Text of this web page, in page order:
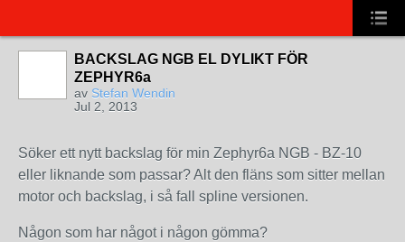
BACKSLAG NGB EL DYLIKT FÖR
ZEPHYR6a
av Stefan Wendin
Jul 2, 2013
Söker ett nytt backslag för min Zephyr6a NGB - BZ-10
eller liknande som passar? Alt den fläns som sitter mellan
motor och backslag, i så fall spline versionen.
Någon som har något i någon gömma?